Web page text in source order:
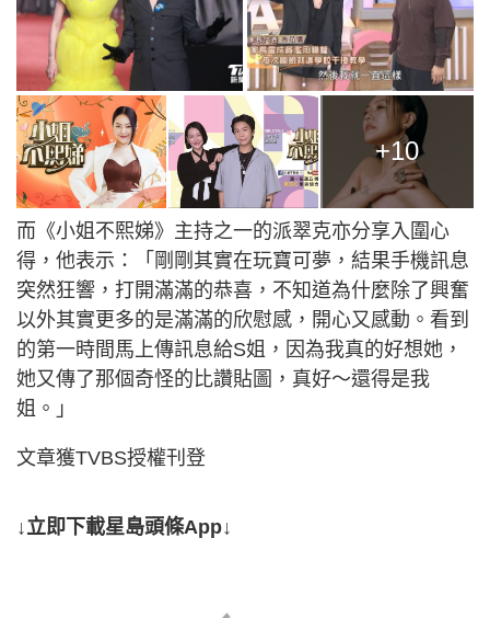
+10
而《小姐不熙娣》主持之一的派翠克亦分享入圍心
得，他表示：「剛剛其實在玩寶可夢，結果手機訊息
突然狂響，打開滿滿的恭喜，不知道為什麼除了興奮
以外其實更多的是滿滿的欣慰感，開心又感動。看到
的第一時間馬上傳訊息給S姐，因為我真的好想她，
她又傳了那個奇怪的比讚貼圖，真好～還得是我
姐。」
文章獲TVBS授權刊登
↓立即下載星島頭條App↓